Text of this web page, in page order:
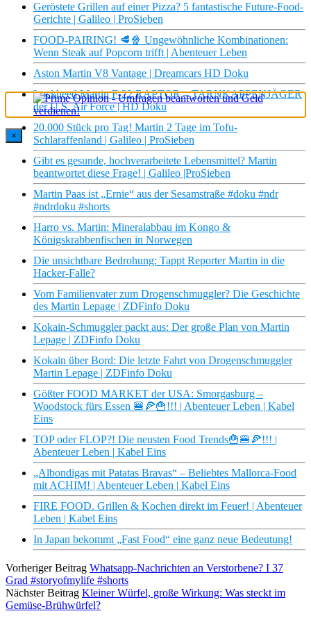
Geröstete Grillen auf einer Pizza? 5 fantastische Future-Food-
Gerichte | Galileo | ProSieben
FOOD-PAIRING! 🥩🍿 Ungewöhnliche Kombinationen:
Wenn Steak auf Popcorn trifft | Abenteuer Leben
Aston Martin V8 Vantage | Dreamcars HD Doku
Lockheed Martin F-22 RAPTOR – TARNKAPPENJÄGER
der U.S. Air Force | HD Doku
20.000 Stück pro Tag! Martin 2 Tage im Tofu-
Schlaraffenland | Galileo | ProSieben
Gibt es gesunde, hochverarbeitete Lebensmittel? Martin
beantwortet diese Frage! | Galileo |ProSieben
Martin Paas ist „Ernie“ aus der Sesamstraße #doku #ndr
#ndrdoku #shorts
Harro vs. Martin: Mineralabbau im Kongo &
Königskrabbenfischen in Norwegen
Die unsichtbare Bedrohung: Tappt Reporter Martin in die
Hacker-Falle?
Vom Familienvater zum Drogenschmuggler? Die Geschichte
des Martin Lepage | ZDFinfo Doku
Kokain-Schmuggler packt aus: Der große Plan von Martin
Lepage | ZDFinfo Doku
Kokain über Bord: Die letzte Fahrt von Drogenschmuggler
Martin Lepage | ZDFinfo Doku
Gößter FOOD MARKET der USA: Smorgasburg –
Woodstock fürs Essen 🍔🍕🍟!!! | Abenteuer Leben | Kabel
Eins
TOP oder FLOP?! Die neusten Food Trends🍟🍔🍕!!! |
Abenteuer Leben | Kabel Eins
„Albondigas mit Patatas Bravas“ – Beliebtes Mallorca-Food
mit ACHIM! | Abenteuer Leben | Kabel Eins
FIRE FOOD. Grillen & Kochen direkt im Feuer! | Abenteuer
Leben | Kabel Eins
In Japan bekommt „Fast Food“ eine ganz neue Bedeutung!
Vorheriger Beitrag Whatsapp-Nachrichten an Verstorbene? I 37
Grad #storyofmylife #shorts
Nächster Beitrag Kleiner Würfel, große Wirkung: Was steckt im
Gemüse-Brühwürfel?
×